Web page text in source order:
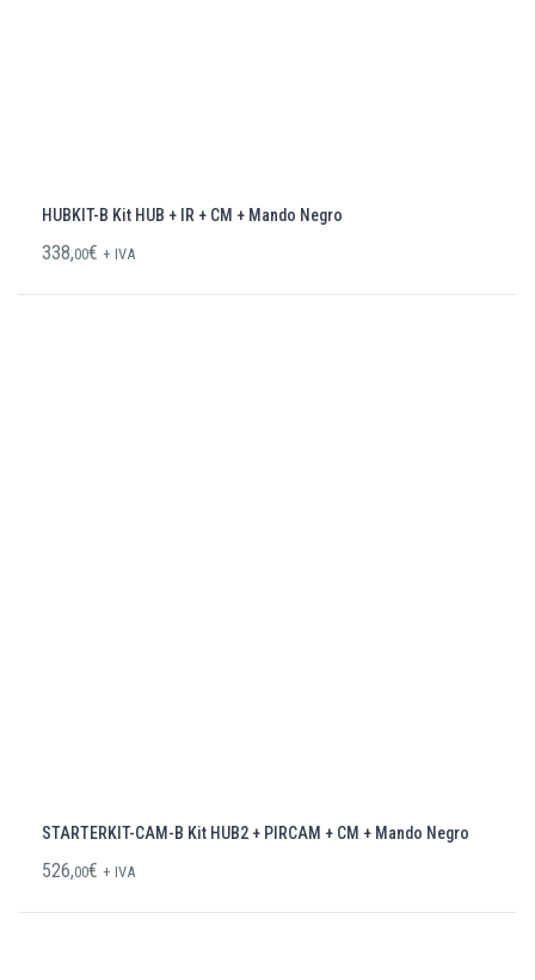
HUBKIT-B Kit HUB + IR + CM + Mando Negro
338,00€ + IVA
STARTERKIT-CAM-B Kit HUB2 + PIRCAM + CM + Mando Negro
526,00€ + IVA